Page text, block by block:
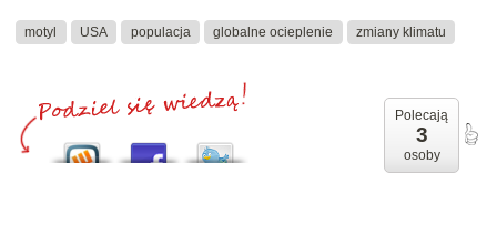
motyl USA populacja globalne ocieplenie zmiany klimatu
Polecają
3
osoby